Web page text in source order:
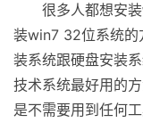
很多人都想安装
装win7 32位系统的
装系统跟硬盘安装
技术系统最好用的
是不需要用到任何